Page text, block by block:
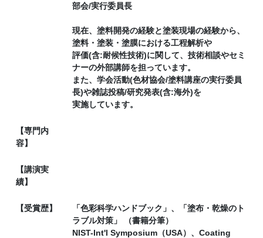
部会/実行委員長
現在、塗料開発の経験と塗装現場の経験から、
塗料・塗装・塗膜における工程解析や
評価(含:耐候性技術)に関して、技術相談やセミ
ナーの外部講師を担っています。
また、学会活動(色材協会/塗料講座の実行委員
長)や雑誌投稿/研究発表(含:海外)を
実施しています。
【専門内
容】
【講演実
績】
【受賞歴】
「色彩科学ハンドブック」、「塗布・乾燥のト
ラブル対策」 （書籍分筆）
NIST-Int'l Symposium（USA）、Coating